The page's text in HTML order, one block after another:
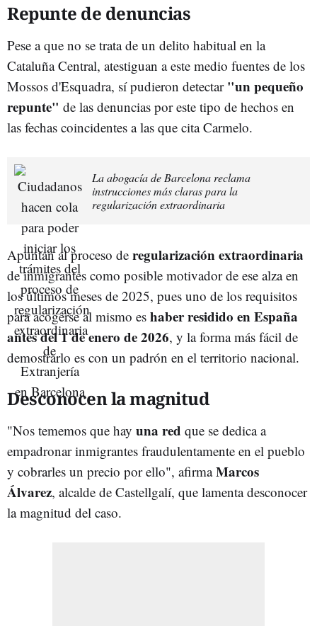
Repunte de denuncias
Pese a que no se trata de un delito habitual en la
Cataluña Central, atestiguan a este medio fuentes de los
Mossos d'Esquadra, sí pudieron detectar "un pequeño
repunte" de las denuncias por este tipo de hechos en
las fechas coincidentes a las que cita Carmelo.
La abogacía de Barcelona reclama
instrucciones más claras para la
regularización extraordinaria
Apuntan al proceso de regularización extraordinaria
de inmigrantes como posible motivador de ese alza en
los últimos meses de 2025, pues uno de los requisitos
para acogerse al mismo es haber residido en España
antes del 1 de enero de 2026, y la forma más fácil de
demostrarlo es con un padrón en el territorio nacional.
Desconocen la magnitud
"Nos tememos que hay una red que se dedica a
empadronar inmigrantes fraudulentamente en el pueblo
y cobrarles un precio por ello", afirmaMarcos
Álvarez, alcalde de Castellgalí, que lamenta desconocer
la magnitud del caso.